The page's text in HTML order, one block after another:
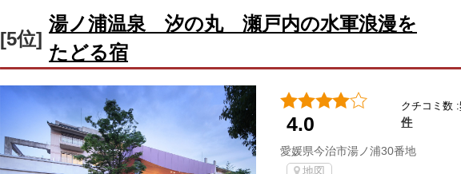
[5位]
湯ノ浦温泉 汐の丸 瀬戸内の水軍浪漫を
たどる宿
4.0
クチコミ数 :
件
愛媛県今治市湯ノ浦30番地
地図